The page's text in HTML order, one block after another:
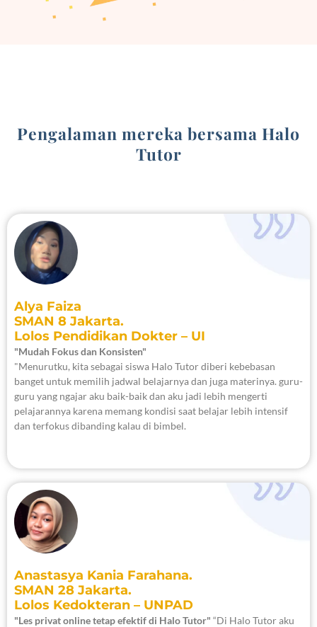
Pengalaman mereka bersama Halo
Tutor
Alya Faiza
SMAN 8 Jakarta.
Lolos Pendidikan Dokter – UI
"Mudah Fokus dan Konsisten"
"Menurutku, kita sebagai siswa Halo Tutor diberi kebebasan
banget untuk memilih jadwal belajarnya dan juga materinya. guru-
guru yang ngajar aku baik-baik dan aku jadi lebih mengerti
pelajarannya karena memang kondisi saat belajar lebih intensif
dan terfokus dibanding kalau di bimbel.
Anastasya Kania Farahana.
SMAN 28 Jakarta.
Lolos Kedokteran – UNPAD
"Les privat online tetap efektif di Halo Tutor" “Di Halo Tutor aku